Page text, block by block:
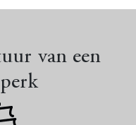
van een